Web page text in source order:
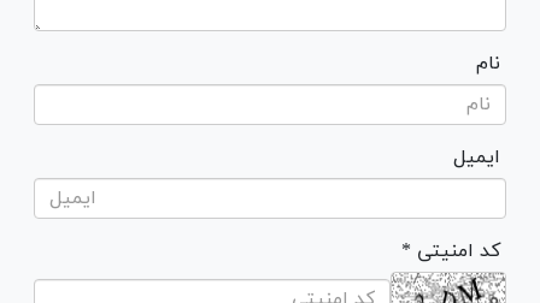
نام
ایمیل
* کد امنیتی